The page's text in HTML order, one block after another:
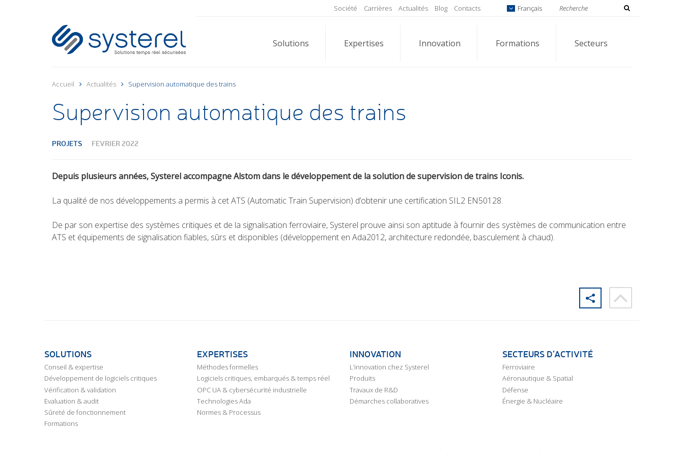
Société Carrières Actualités Blog Contacts Français
Solutions Expertises Innovation Formations Secteurs
Accueil Actualités Supervision automatique des trains
Supervision automatique des trains
PROJETS FEVRIER 2022
Depuis plusieurs années, Systerel accompagne Alstom dans le développement de la solution de supervision de trains Iconis.
La qualité de nos développements a permis à cet ATS (Automatic Train Supervision) d’obtenir une certification SIL2 EN50128.
De par son expertise des systèmes critiques et de la signalisation ferroviaire, Systerel prouve ainsi son aptitude à fournir des systèmes de communication entre
ATS et équipements de signalisation fiables, sûrs et disponibles (développement en Ada2012, architecture redondée, basculement à chaud).
SOLUTIONS
Conseil & expertise
Développement de logiciels critiques
Vérification & validation
Evaluation & audit
Sûreté de fonctionnement
Formations
EXPERTISES
Méthodes formelles
Logiciels critiques, embarqués & temps réel
OPC UA & cybersécurité industrielle
Technologies Ada
Normes & Processus
INNOVATION
L’innovation chez Systerel
Produits
Travaux de R&D
Démarches collaboratives
SECTEURS D’ACTIVITÉ
Ferroviaire
Aéronautique & Spatial
Défense
Énergie & Nucléaire